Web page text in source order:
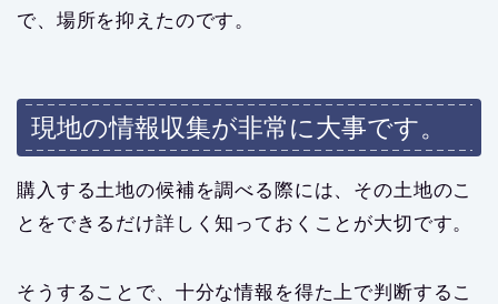
で、場所を抑えたのです。
現地の情報収集が非常に大事です。
購入する土地の候補を調べる際には、その土地のこ
とをできるだけ詳しく知っておくことが大切です。
そうすることで、十分な情報を得た上で判断するこ